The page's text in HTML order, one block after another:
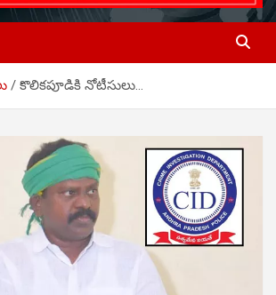
Daily
కొలికపూడికి నోటీసులు…